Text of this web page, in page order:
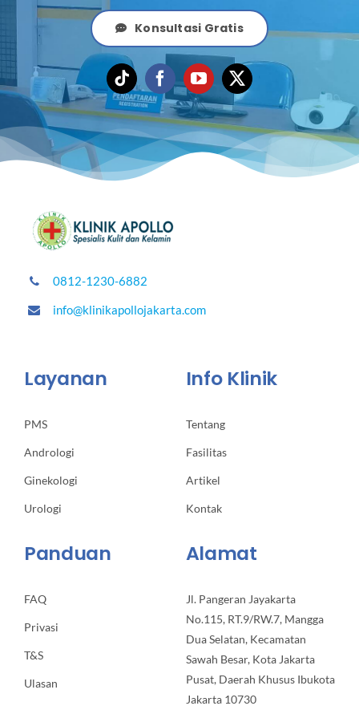
Konsultasi Gratis
0812-1230-6882
info@klinikapollojakarta.com
Layanan
PMS
Andrologi
Ginekologi
Urologi
Info Klinik
Tentang
Fasilitas
Artikel
Kontak
Panduan
FAQ
Privasi
T&S
Ulasan
Alamat
Jl. Pangeran Jayakarta
No.115, RT.9/RW.7, Mangga
Dua Selatan, Kecamatan
Sawah Besar, Kota Jakarta
Pusat, Daerah Khusus Ibukota
Jakarta 10730